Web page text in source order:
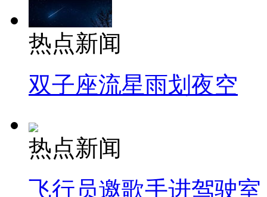
热点新闻
双子座流星雨划夜空
热点新闻
飞行员邀歌手进驾驶